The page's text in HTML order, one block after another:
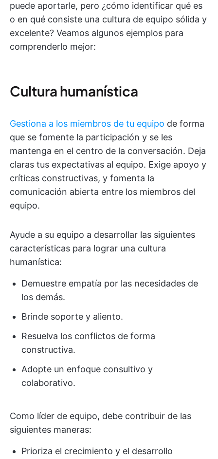
puede aportarle, pero ¿cómo identificar qué es
o en qué consiste una cultura de equipo sólida y
excelente? Veamos algunos ejemplos para
comprenderlo mejor:
Cultura humanística
Gestiona a los miembros de tu equipo de forma
que se fomente la participación y se les
mantenga en el centro de la conversación. Deja
claras tus expectativas al equipo. Exige apoyo y
críticas constructivas, y fomenta la
comunicación abierta entre los miembros del
equipo.
Ayude a su equipo a desarrollar las siguientes
características para lograr una cultura
humanística:
Demuestre empatía por las necesidades de
los demás.
Brinde soporte y aliento.
Resuelva los conflictos de forma
constructiva.
Adopte un enfoque consultivo y
colaborativo.
Como líder de equipo, debe contribuir de las
siguientes maneras:
Prioriza el crecimiento y el desarrollo